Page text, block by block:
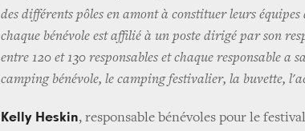
des différents pôles en amont à constituer leurs équipes
chaque bénévole est affilié à un poste dirigé par son
entre 120 et 130 responsables et chaque responsable a
camping bénévole, le camping festivalier, la buvette,
Kelly Heskin, responsable bénévoles pour le